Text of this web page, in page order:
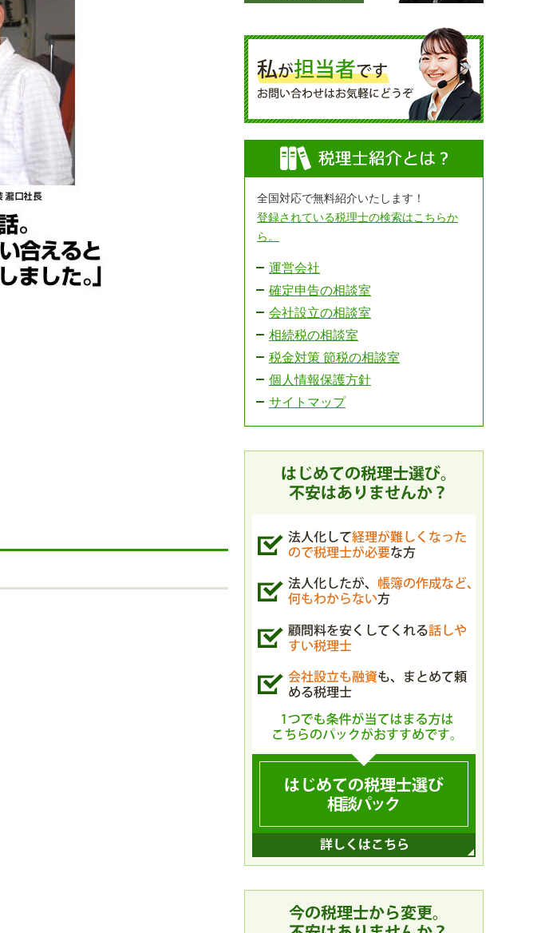
全国対応で無料紹介いたします！
登録されている税理士の検索はこちらか
ら。
運営会社
確定申告の相談室
会社設立の相談室
相続税の相談室
税金対策 節税の相談室
個人情報保護方針
サイトマップ